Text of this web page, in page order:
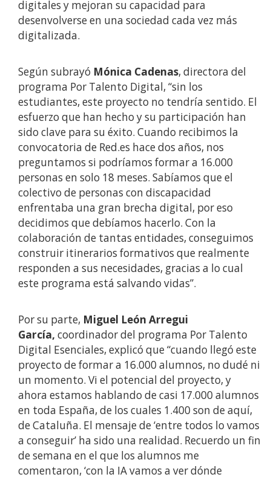
digitales y mejoran su capacidad para
desenvolverse en una sociedad cada vez más
digitalizada.
Según subrayó Mónica Cadenas, directora del
programa Por Talento Digital, “sin los
estudiantes, este proyecto no tendría sentido. El
esfuerzo que han hecho y su participación han
sido clave para su éxito. Cuando recibimos la
convocatoria de Red.es hace dos años, nos
preguntamos si podríamos formar a 16.000
personas en solo 18 meses. Sabíamos que el
colectivo de personas con discapacidad
enfrentaba una gran brecha digital, por eso
decidimos que debíamos hacerlo. Con la
colaboración de tantas entidades, conseguimos
construir itinerarios formativos que realmente
responden a sus necesidades, gracias a lo cual
este programa está salvando vidas”.
Por su parte, Miguel León Arregui
García, coordinador del programa Por Talento
Digital Esenciales, explicó que “cuando llegó este
proyecto de formar a 16.000 alumnos, no dudé ni
un momento. Vi el potencial del proyecto, y
ahora estamos hablando de casi 17.000 alumnos
en toda España, de los cuales 1.400 son de aquí,
de Cataluña. El mensaje de ‘entre todos lo vamos
a conseguir’ ha sido una realidad. Recuerdo un fin
de semana en el que los alumnos me
comentaron, ‘con la IA vamos a ver dónde